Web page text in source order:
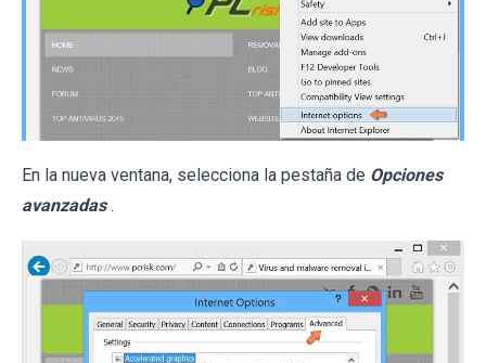
En la nueva ventana, selecciona la pestaña de Opciones
avanzadas .